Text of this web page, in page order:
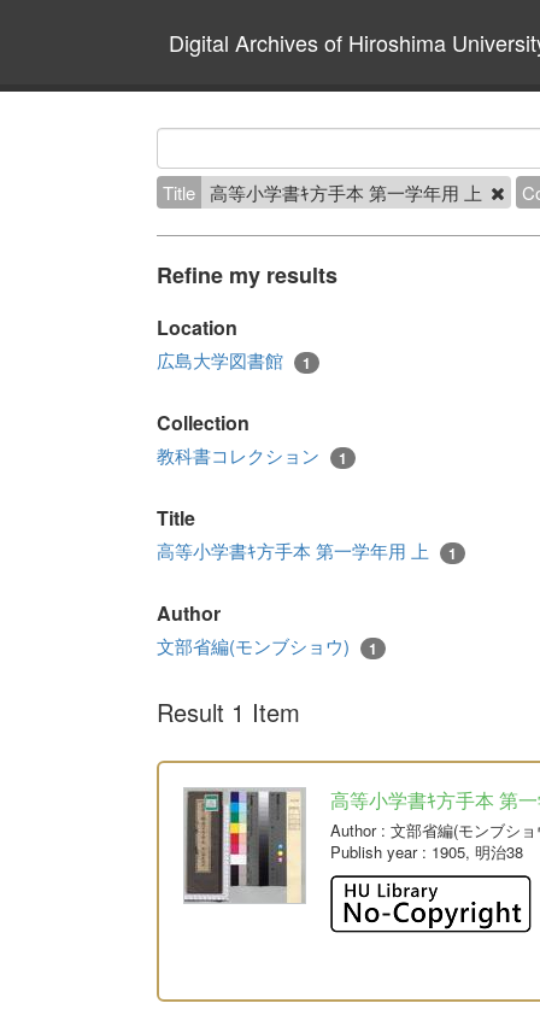
Digital Archives of Hiroshima
Title 高等小学書ｷ方手本 第一学年用 上
Refine my results
Location
広島大学図書館 1
Collection
教科書コレクション 1
Title
高等小学書ｷ方手本 第一学年用 上 1
Author
文部省編(モンブショウ) 1
Result 1 Item
高等小学書ｷ方手本 第
Author: 文部省編(モンブショ
Publish year: 1905, 明治38